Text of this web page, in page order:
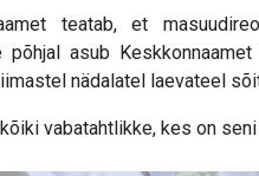
teatab, et
põhjal asub
nädalatel laevateel
kõiki vabatahtlikke, kes on